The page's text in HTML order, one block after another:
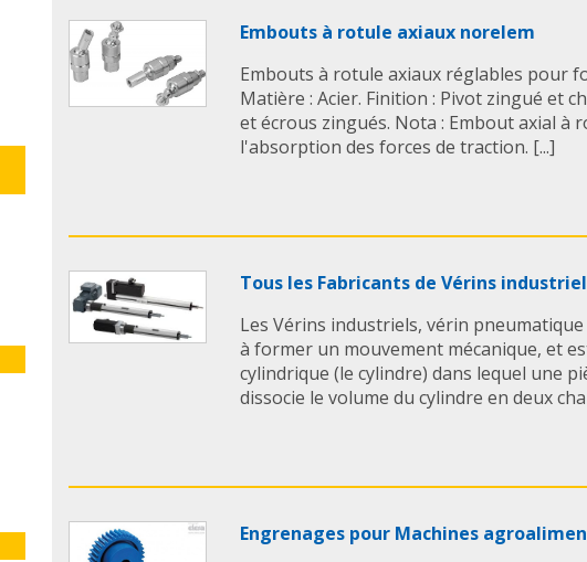
Embouts à rotule axiaux norelem
Embouts à rotule axiaux réglables pour
Matière : Acier. Finition : Pivot zingué et
et écrous zingués. Nota : Embout axial à
l'absorption des forces de traction. [...]
Tous les Fabricants de Vérins
Les Vérins industriels, vérin
à former un mouvement mécanique, et
cylindrique (le cylindre) dans lequel une
dissocie le volume du cylindre en deux
Engrenages pour Machines